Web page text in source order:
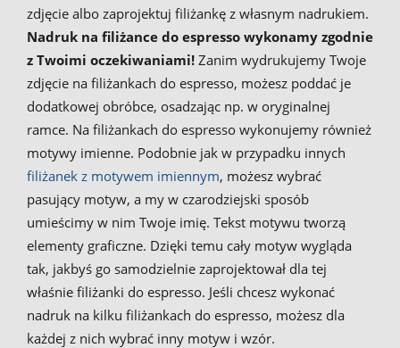
zdjęcie albo zaprojektuj filiżankę z własnym nadrukiem.
Nadruk na filiżance do espresso wykonamy zgodnie
z Twoimi oczekiwaniami! Zanim wydrukujemy Twoje
zdjęcie na filiżankach do espresso, możesz poddać je
dodatkowej obróbce, osadzając np. w oryginalnej
ramce. Na filiżankach do espresso wykonujemy również
motywy imienne. Podobnie jak w przypadku innych
filiżanek z motywem imiennym, możesz wybrać
pasujący motyw, a my w czarodziejski sposób
umieścimy w nim Twoje imię. Tekst motywu tworzą
elementy graficzne. Dzięki temu cały motyw wygląda
tak, jakbyś go samodzielnie zaprojektował dla tej
właśnie filiżanki do espresso. Jeśli chcesz wykonać
nadruk na kilku filiżankach do espresso, możesz dla
każdej z nich wybrać inny motyw i wzór.